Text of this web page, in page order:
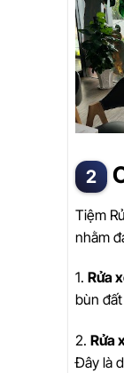
Tiệm
nhằm
1. Rửa
bùn
2. Rửa
Đây là